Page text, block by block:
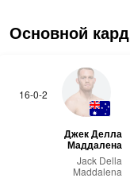
Основной кард
16-0-2
Джек Делла
Маддалена
Jack Della
Maddalena